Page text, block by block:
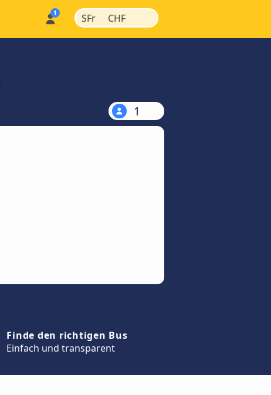
SFr | CHF |
1
Finde den richtigen Bus
Einfach und transparent